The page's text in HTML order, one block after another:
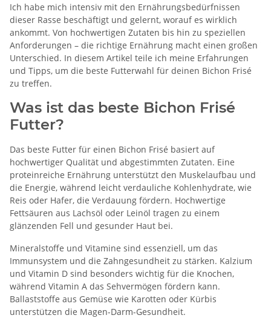
Ich habe mich intensiv mit den Ernährungsbedürfnissen
dieser Rasse beschäftigt und gelernt, worauf es wirklich
ankommt. Von hochwertigen Zutaten bis hin zu speziellen
Anforderungen – die richtige Ernährung macht einen großen
Unterschied. In diesem Artikel teile ich meine Erfahrungen
und Tipps, um die beste Futterwahl für deinen Bichon Frisé
zu treffen.
Was ist das beste Bichon Frisé
Futter?
Das beste Futter für einen Bichon Frisé basiert auf
hochwertiger Qualität und abgestimmten Zutaten. Eine
proteinreiche Ernährung unterstützt den Muskelaufbau und
die Energie, während leicht verdauliche Kohlenhydrate, wie
Reis oder Hafer, die Verdauung fördern. Hochwertige
Fettsäuren aus Lachsöl oder Leinöl tragen zu einem
glänzenden Fell und gesunder Haut bei.
Mineralstoffe und Vitamine sind essenziell, um das
Immunsystem und die Zahngesundheit zu stärken. Kalzium
und Vitamin D sind besonders wichtig für die Knochen,
während Vitamin A das Sehvermögen fördern kann.
Ballaststoffe aus Gemüse wie Karotten oder Kürbis
unterstützen die Magen-Darm-Gesundheit.